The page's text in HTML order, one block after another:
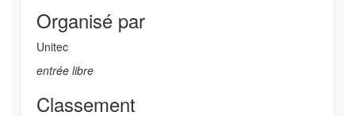
Organisé par
Unitec
entrée libre
Classement